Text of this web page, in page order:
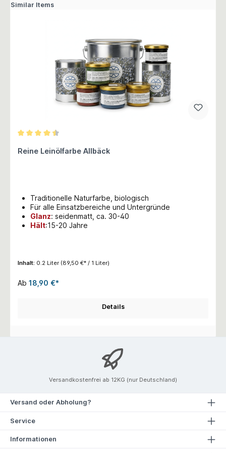
Similar Items
Reine Leinölfarbe Allbäck
Traditionelle Naturfarbe, biologisch
Für alle Einsatzbereiche und Untergründe
Glanz: seidenmatt, ca. 30-40
Hält:15-20 Jahre
Inhalt: 0.2 Liter (89,50 €* / 1 Liter)
Ab 18,90 €*
Details
Versandkostenfrei ab 12KG (nur Deutschland)
Versand oder Abholung?
Service
Informationen